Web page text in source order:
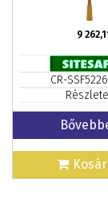
9 262,11
CR-